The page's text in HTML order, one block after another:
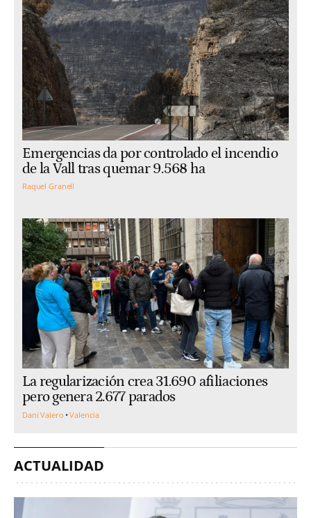
Emergencias da por controlado el incendio
de la Vall tras quemar 9.568 ha
Raquel Granell
La regularización crea 31.690 afiliaciones
pero genera 2.677 parados
Dani Valero Valencia
ACTUALIDAD